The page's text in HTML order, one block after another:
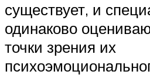
существует, и
одинаково
точки зрения их